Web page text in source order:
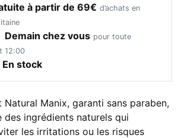
à partir de 69€ d’achats en
Demain chez vous pour toute
12:00
En stock
Natural Manix, garanti sans paraben,
des ingrédients naturels qui
les irritations ou les risques